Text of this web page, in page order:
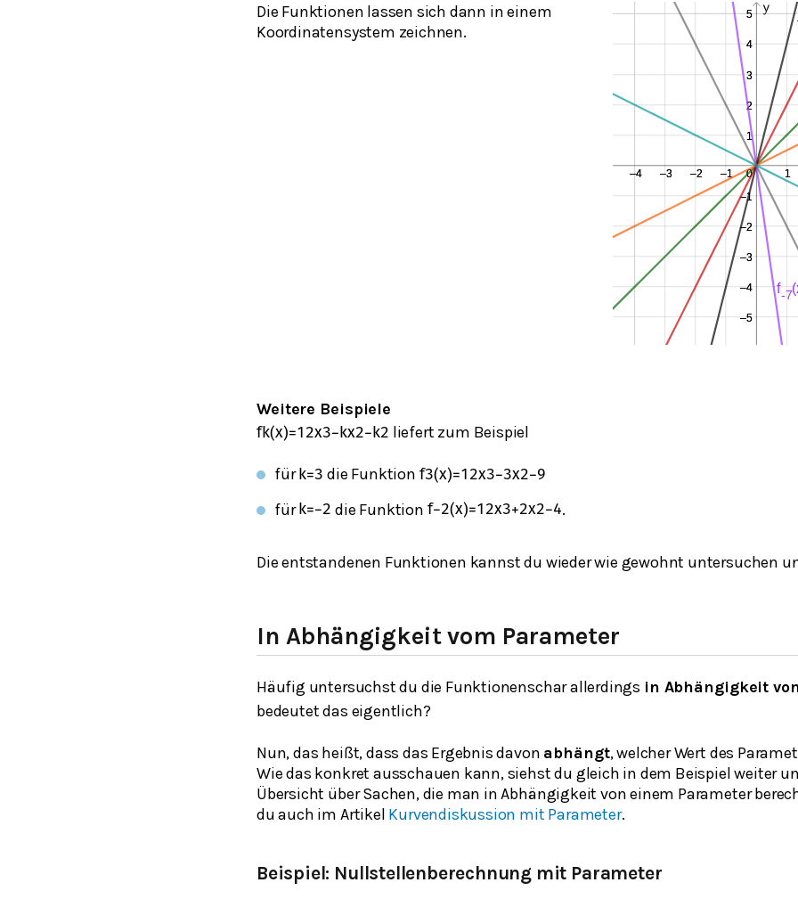
Die Funktionen lassen sich dann in einem
Koordinatensystem zeichnen.
Weitere Beispiele
fk(x)=1 2x3− kx2− k2 liefert zum Beispiel
für k=3 die Funktion f3(x)=1 2x3−3x2−9
für k=−2 die Funktion f−2(x)=1 2x3+2x2−4.
Die entstandenen Funktionen kannst du wieder wie gewohnt untersuchen
In Abhängigkeit vom Parameter
Häufig untersuchst du die Funktionenschar allerdings in Abhängigkeit
bedeutet das eigentlich?
Nun, das heißt, dass das Ergebnis davon abhängt, welcher Wert des
Wie das konkret ausschauen kann, siehst du gleich in dem Beispiel weiter
Übersicht über Sachen, die man in Abhängigkeit von einem Parameter
du auch im Artikel Kurvendiskussion mit Parameter.
Beispiel: Nullstellenberechnung mit Parameter